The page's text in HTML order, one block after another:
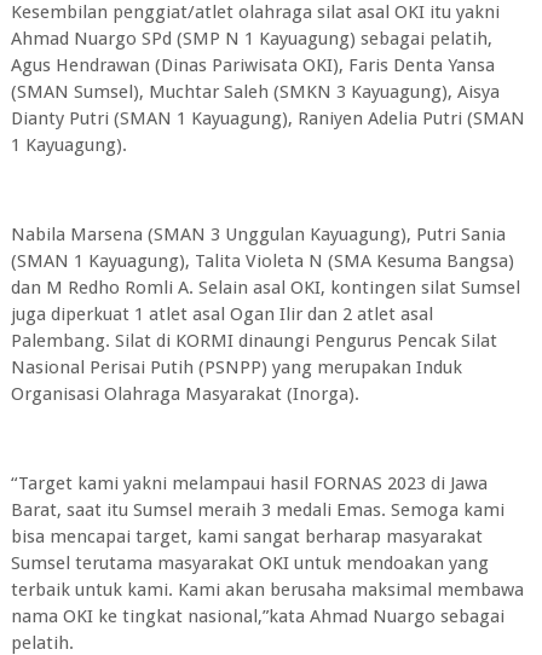
Kesembilan penggiat/atlet olahraga silat asal OKI itu yakni
Ahmad Nuargo SPd (SMP N 1 Kayuagung) sebagai pelatih,
Agus Hendrawan (Dinas Pariwisata OKI), Faris Denta Yansa
(SMAN Sumsel), Muchtar Saleh (SMKN 3 Kayuagung), Aisya
Dianty Putri (SMAN 1 Kayuagung), Raniyen Adelia Putri (SMAN
1 Kayuagung).
Nabila Marsena (SMAN 3 Unggulan Kayuagung), Putri Sania
(SMAN 1 Kayuagung), Talita Violeta N (SMA Kesuma Bangsa)
dan M Redho Romli A. Selain asal OKI, kontingen silat Sumsel
juga diperkuat 1 atlet asal Ogan Ilir dan 2 atlet asal
Palembang. Silat di KORMI dinaungi Pengurus Pencak Silat
Nasional Perisai Putih (PSNPP) yang merupakan Induk
Organisasi Olahraga Masyarakat (Inorga).
“Target kami yakni melampaui hasil FORNAS 2023 di Jawa
Barat, saat itu Sumsel meraih 3 medali Emas. Semoga kami
bisa mencapai target, kami sangat berharap masyarakat
Sumsel terutama masyarakat OKI untuk mendoakan yang
terbaik untuk kami. Kami akan berusaha maksimal membawa
nama OKI ke tingkat nasional,”kata Ahmad Nuargo sebagai
pelatih.